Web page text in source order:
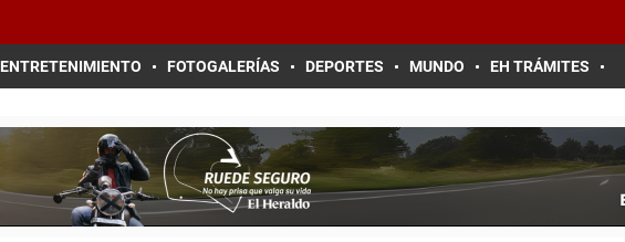
ENTRETENIMIENTO FOTOGALERÍAS DEPORTES MUNDO EH TRÁMITES